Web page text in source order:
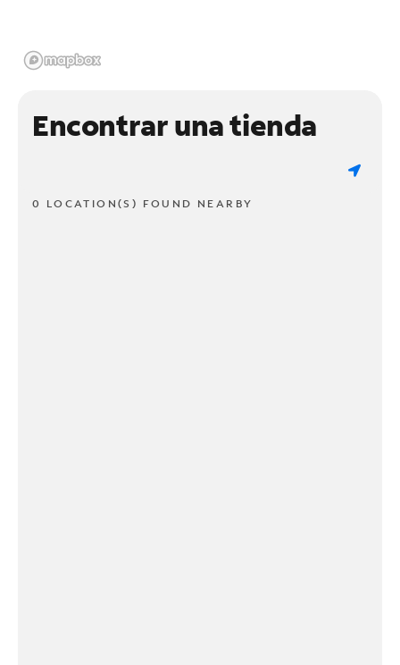
Encontrar una tienda
0 LOCATION(S) FOUND NEARBY